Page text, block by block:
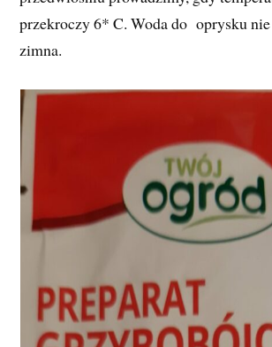
przekroczy 6* C. Woda do oprysku
zimna.